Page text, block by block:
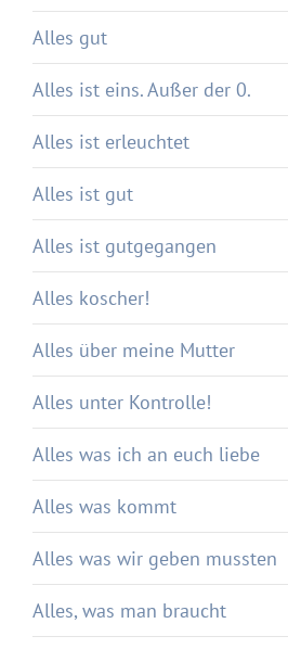
Alles gut
Alles ist eins. Außer der 0.
Alles ist erleuchtet
Alles ist gut
Alles ist gutgegangen
Alles koscher!
Alles über meine Mutter
Alles unter Kontrolle!
Alles was ich an euch liebe
Alles was kommt
Alles was wir geben mussten
Alles, was man braucht